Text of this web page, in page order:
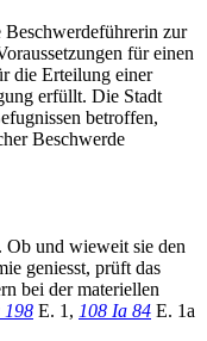
zur
für einen
die Erteilung einer
erfüllt. Die Stadt
betroffen,
Beschwerde
Ob und wieweit sie den
geniesst, prüft das
bei der materiellen
198 E. 1, 108 Ia 84 E. 1a